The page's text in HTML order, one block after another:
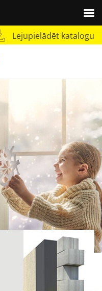
Lejupielādēt katalogu